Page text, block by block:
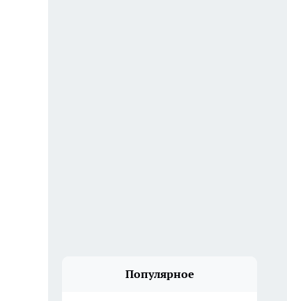
Популярное